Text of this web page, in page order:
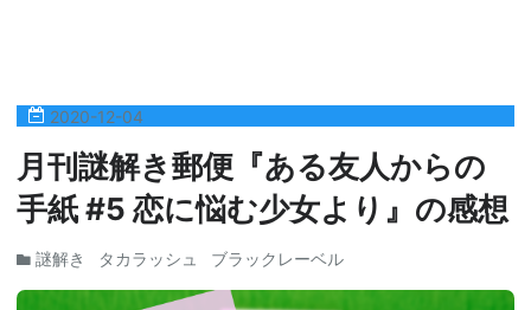
2020-12-04
月刊謎解き郵便『ある友人からの
手紙 #5 恋に悩む少女より』の感想
謎解き タカラッシュ ブラックレーベル